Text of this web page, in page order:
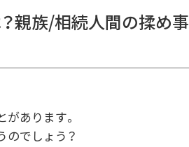
親族/相続人間の揉め
あります。
のでしょう？